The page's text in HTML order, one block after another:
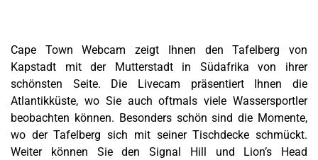
Cape Town Webcam zeigt Ihnen den Tafelberg von
Kapstadt mit der Mutterstadt in Südafrika von ihrer
schönsten Seite. Die Livecam präsentiert Ihnen die
Atlantikküste, wo Sie auch oftmals viele Wassersportler
beobachten können. Besonders schön sind die Momente,
wo der Tafelberg sich mit seiner Tischdecke schmückt.
Weiter können Sie den Signal Hill und Lion’s Head